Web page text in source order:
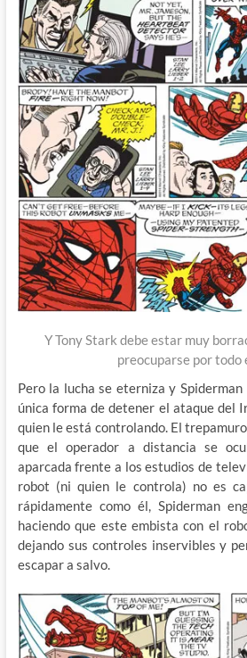
Y Tony Stark debe estar muy
preocuparse por todo
Pero la lucha se eterniza y
única forma de detener el ataque del
quien le está controlando. El
que el operador a distancia se
aparcada frente a los estudios de
robot (ni quien le controla) no es
rápidamente como él, Spiderman
haciendo que este embista con el
dejando sus controles inservibles y
escapar a salvo.